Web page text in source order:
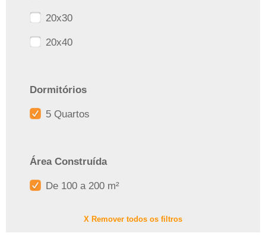
20x30
20x40
Dormitórios
5 Quartos
Área Construída
De 100 a 200 m²
X Remover todos os filtros